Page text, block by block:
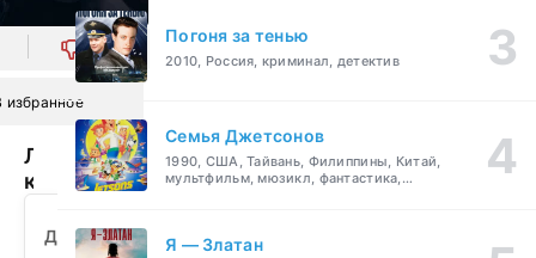
0
избранное
Любовь
к
(2023)
Д
Погоня за тенью
2010, Россия, криминал, детектив
Семья Джетсонов
1990, США, Тайвань, Филиппины, Китай,
мультфильм, мюзикл, фантастика,
Я — Златан